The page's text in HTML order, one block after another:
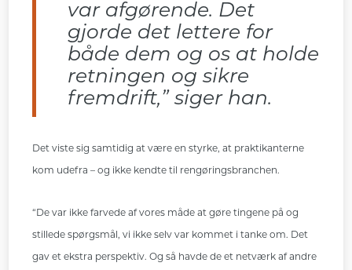
var afgørende. Det
gjorde det lettere for
både dem og os at holde
retningen og sikre
fremdrift,” siger han.
Det viste sig samtidig at være en styrke, at praktikanterne
kom udefra – og ikke kendte til rengøringsbranchen.
“De var ikke farvede af vores måde at gøre tingene på og
stillede spørgsmål, vi ikke selv var kommet i tanke om. Det
gav et ekstra perspektiv. Og så havde de et netværk af andre